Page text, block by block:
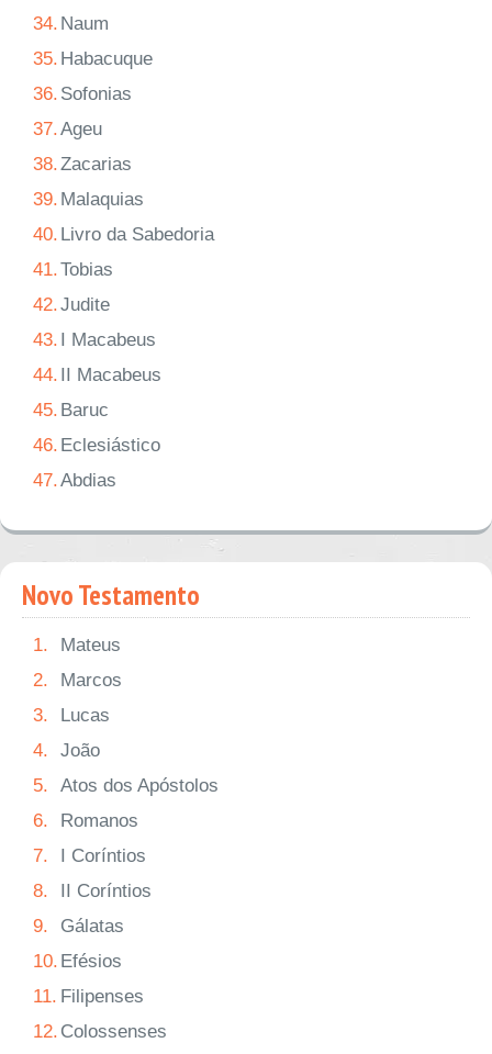
34. Naum
35. Habacuque
36. Sofonias
37.Ageu
38.Zacarias
39. Malaquias
40. Livro da Sabedoria
41.Tobias
42.Judite
43. I Macabeus
44. II Macabeus
45. Baruc
46. Eclesiástico
47.Abdias
Novo Testamento
1.
Mateus
2.
Marcos
3.
Lucas
4.
João
5.
Atos dos Apóstolos
6.
Romanos
7.
I Coríntios
8.
II Coríntios
9.
Gálatas
10. Efésios
11. Filipenses
12. Colossenses